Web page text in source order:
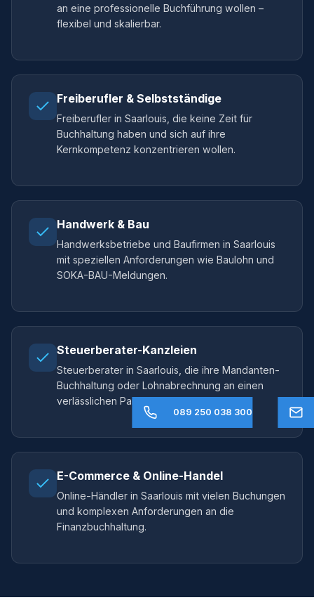
an eine professionelle Buchführung wollen –
flexibel und skalierbar.
Freiberufler & Selbstständige
Freiberufler in Saarlouis, die keine Zeit für
Buchhaltung haben und sich auf ihre
Kernkompetenz konzentrieren wollen.
Handwerk & Bau
Handwerksbetriebe und Baufirmen in Saarlouis
mit speziellen Anforderungen wie Baulohn und
SOKA-BAU-Meldungen.
Steuerberater-Kanzleien
Steuerberater in Saarlouis, die ihre Mandanten-
Buchhaltung oder Lohnabrechnung an einen
verlässlichen Partner auslagern möchten.
E-Commerce & Online-Handel
Online-Händler in Saarlouis mit vielen Buchungen
und komplexen Anforderungen an die
Finanzbuchhaltung.
089 250 038 300